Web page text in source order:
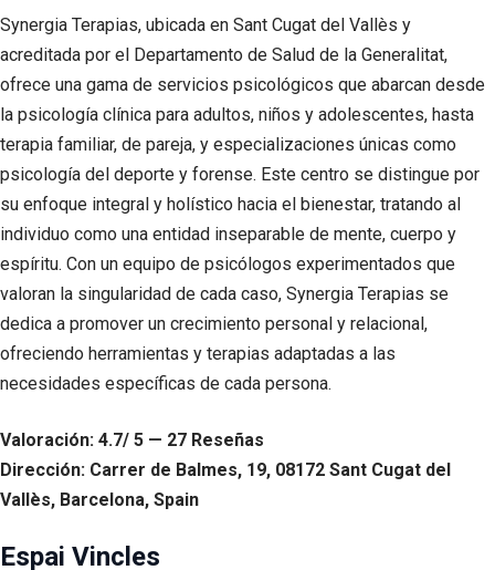
Synergia Terapias, ubicada en Sant Cugat del Vallès y
acreditada por el Departamento de Salud de la Generalitat,
ofrece una gama de servicios psicológicos que abarcan desde
la psicología clínica para adultos, niños y adolescentes, hasta
terapia familiar, de pareja, y especializaciones únicas como
psicología del deporte y forense. Este centro se distingue por
su enfoque integral y holístico hacia el bienestar, tratando al
individuo como una entidad inseparable de mente, cuerpo y
espíritu. Con un equipo de psicólogos experimentados que
valoran la singularidad de cada caso, Synergia Terapias se
dedica a promover un crecimiento personal y relacional,
ofreciendo herramientas y terapias adaptadas a las
necesidades específicas de cada persona.
Valoración: 4.7/ 5 — 27 Reseñas
Dirección: Carrer de Balmes, 19, 08172 Sant Cugat del
Vallès, Barcelona, Spain
Espai Vincles